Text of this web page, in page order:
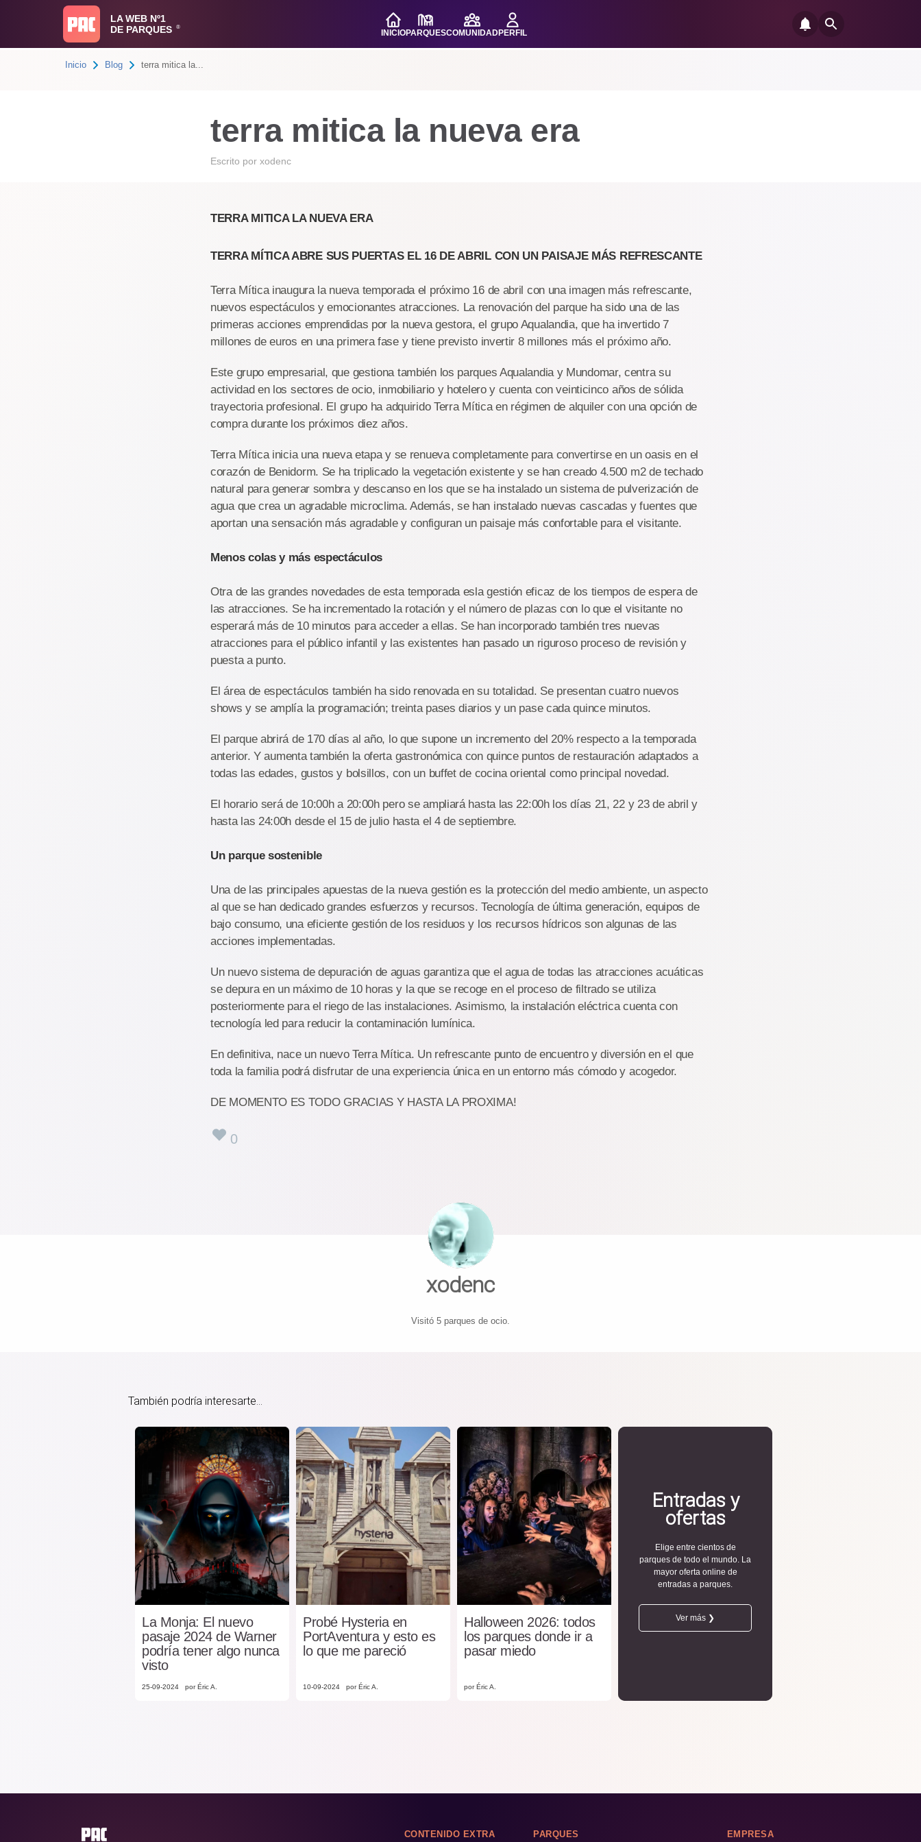
LA WEB Nº1
DE PARQUES
®
INICIOPARQUESCOMUNIDADPERFIL
Inicio Blog terra mitica la...
terra mitica la nueva era
Escrito por xodenc
TERRA MITICA LA NUEVA ERA
TERRA MÍTICA ABRE SUS PUERTAS EL 16 DE ABRIL CON UN PAISAJE MÁS REFRESCANTE
Terra Mítica inaugura la nueva temporada el próximo 16 de abril con una imagen más refrescante,
nuevos espectáculos y emocionantes atracciones. La renovación del parque ha sido una de las
primeras acciones emprendidas por la nueva gestora, el grupo Aqualandia, que ha invertido 7
millones de euros en una primera fase y tiene previsto invertir 8 millones más el próximo año.
Este grupo empresarial, que gestiona también los parques Aqualandia y Mundomar, centra su
actividad en los sectores de ocio, inmobiliario y hotelero y cuenta con veinticinco años de sólida
trayectoria profesional. El grupo ha adquirido Terra Mítica en régimen de alquiler con una opción de
compra durante los próximos diez años.
Terra Mítica inicia una nueva etapa y se renueva completamente para convertirse en un oasis en el
corazón de Benidorm. Se ha triplicado la vegetación existente y se han creado 4.500 m2 de techado
natural para generar sombra y descanso en los que se ha instalado un sistema de pulverización de
agua que crea un agradable microclima. Además, se han instalado nuevas cascadas y fuentes que
aportan una sensación más agradable y configuran un paisaje más confortable para el visitante.
Menos colas y más espectáculos
Otra de las grandes novedades de esta temporada esla gestión eficaz de los tiempos de espera de
las atracciones. Se ha incrementado la rotación y el número de plazas con lo que el visitante no
esperará más de 10 minutos para acceder a ellas. Se han incorporado también tres nuevas
atracciones para el público infantil y las existentes han pasado un riguroso proceso de revisión y
puesta a punto.
El área de espectáculos también ha sido renovada en su totalidad. Se presentan cuatro nuevos
shows y se amplía la programación; treinta pases diarios y un pase cada quince minutos.
El parque abrirá de 170 días al año, lo que supone un incremento del 20% respecto a la temporada
anterior. Y aumenta también la oferta gastronómica con quince puntos de restauración adaptados a
todas las edades, gustos y bolsillos, con un buffet de cocina oriental como principal novedad.
El horario será de 10:00h a 20:00h pero se ampliará hasta las 22:00h los días 21, 22 y 23 de abril y
hasta las 24:00h desde el 15 de julio hasta el 4 de septiembre.
Un parque sostenible
Una de las principales apuestas de la nueva gestión es la protección del medio ambiente, un aspecto
al que se han dedicado grandes esfuerzos y recursos. Tecnología de última generación, equipos de
bajo consumo, una eficiente gestión de los residuos y los recursos hídricos son algunas de las
acciones implementadas.
Un nuevo sistema de depuración de aguas garantiza que el agua de todas las atracciones acuáticas
se depura en un máximo de 10 horas y la que se recoge en el proceso de filtrado se utiliza
posteriormente para el riego de las instalaciones. Asimismo, la instalación eléctrica cuenta con
tecnología led para reducir la contaminación lumínica.
En definitiva, nace un nuevo Terra Mítica. Un refrescante punto de encuentro y diversión en el que
toda la familia podrá disfrutar de una experiencia única en un entorno más cómodo y acogedor.
DE MOMENTO ES TODO GRACIAS Y HASTA LA PROXIMA!
0
xodenc
Visitó 5 parques de ocio.
También podría interesarte...
La Monja: El nuevo
pasaje 2024 de Warner
podría tener algo nunca
visto
25-09-2024 por Éric A.
Probé Hysteria en
PortAventura y esto es
lo que me pareció
10-09-2024 por Éric A.
Halloween 2026: todos
los parques donde ir a
pasar miedo
por Éric A.
Entradas y
ofertas
Elige entre cientos de
parques de todo el mundo. La
mayor oferta online de
entradas a parques.
Ver más ❯
CONTENIDO EXTRA PARQUES EMPRESA